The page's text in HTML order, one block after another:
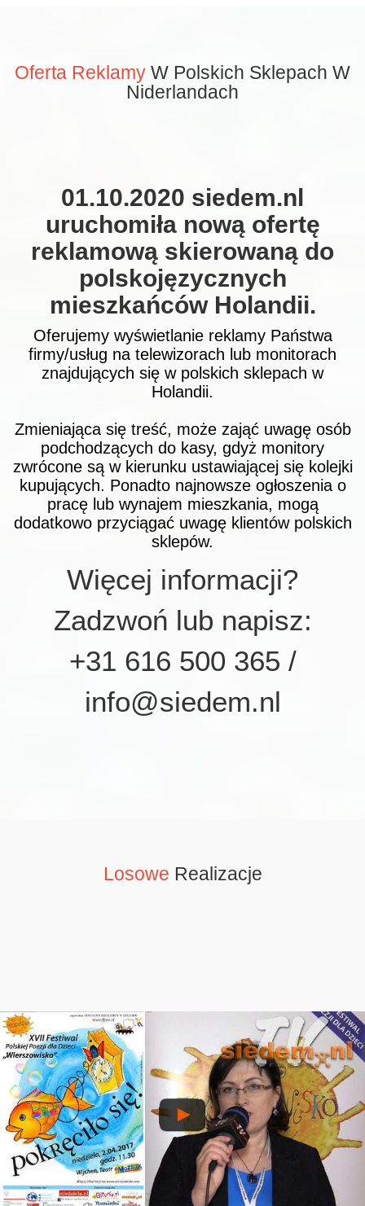
Oferta Reklamy W Polskich Sklepach W
Niderlandach
01.10.2020 siedem.nl
uruchomiła nową ofertę
reklamową skierowaną do
polskojęzycznych
mieszkańców Holandii.
Oferujemy wyświetlanie reklamy Państwa
firmy/usług na telewizorach lub monitorach
znajdujących się w polskich sklepach w
Holandii.
Zmieniająca się treść, może zająć uwagę osób
podchodzących do kasy, gdyż monitory
zwrócone są w kierunku ustawiającej się kolejki
kupujących. Ponadto najnowsze ogłoszenia o
pracę lub wynajem mieszkania, mogą
dodatkowo przyciągać uwagę klientów polskich
sklepów.
Więcej informacji?
Zadzwoń lub napisz:
+31 616 500 365 /
info@siedem.nl
Losowe Realizacje